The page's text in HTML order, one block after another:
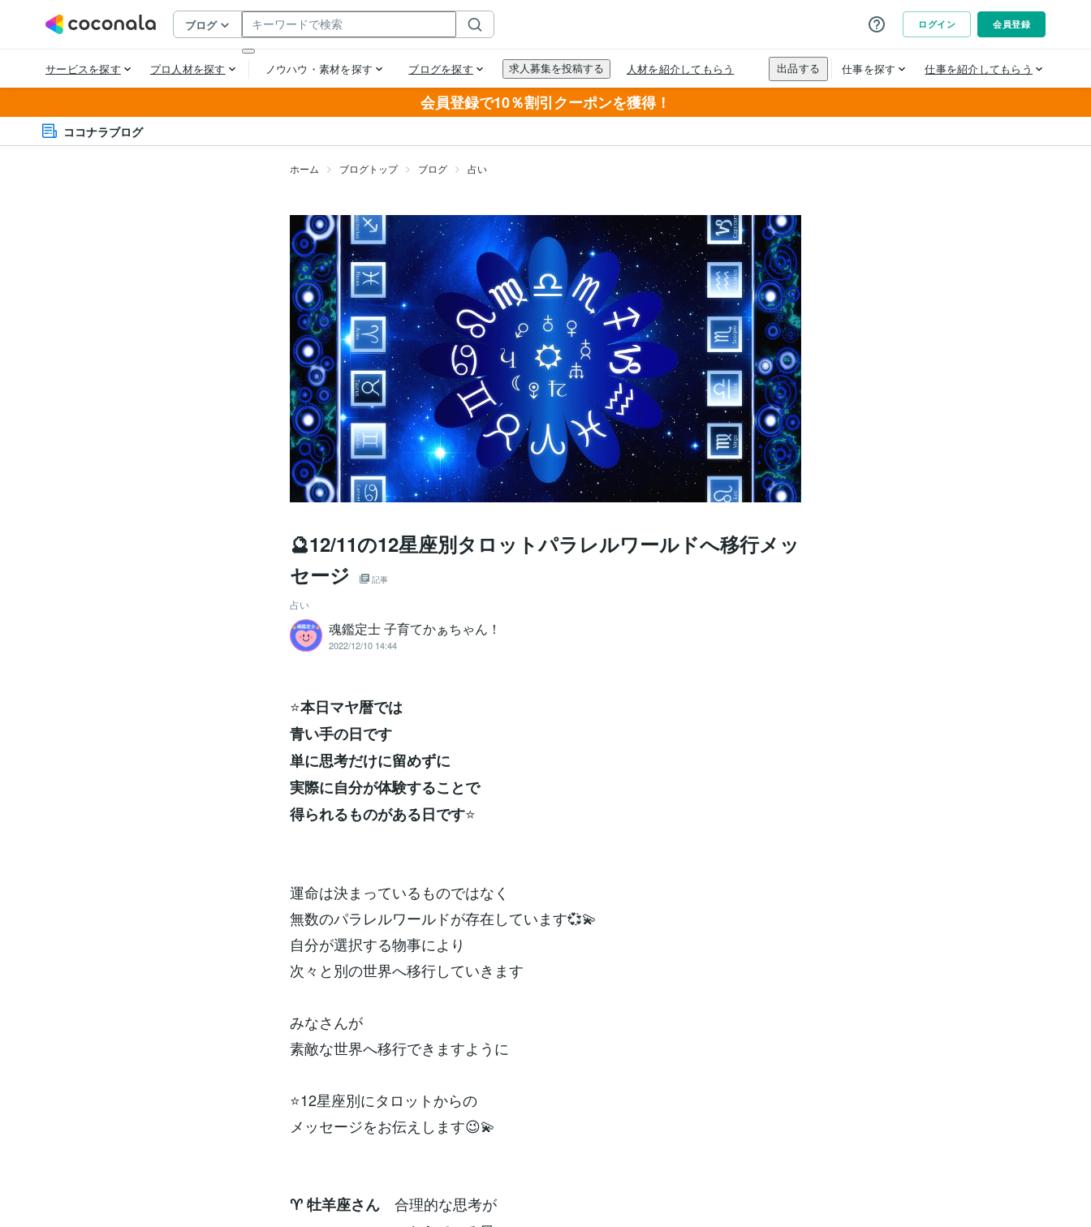
会員登録で10％割引クーポンを獲得！
ココナラブログ
ホーム ブログトップ ブログ 占い
🔮12/11の12星座別タロットパラレルワールドへ移行メッ
セージ
記事
占い
魂鑑定士 子育てかぁちゃん！
2022/12/10 14:44
⭐本日マヤ暦では
青い手の日です
単に思考だけに留めずに
実際に自分が体験することで
得られるものがある日です⭐
運命は決まっているものではなく
無数のパラレルワールドが存在しています💞💫
自分が選択する物事により
次々と別の世界へ移行していきます
みなさんが
素敵な世界へ移行できますように
⭐12星座別にタロットからの
メッセージをお伝えします😉💫
♈ 牡羊座さん 合理的な思考が